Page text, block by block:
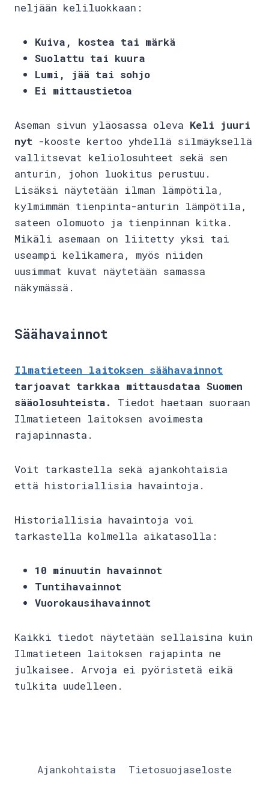
neljään keliluokkaan:
Kuiva, kostea tai märkä
Suolattu tai kuura
Lumi, jää tai sohjo
Ei mittaustietoa
Aseman sivun yläosassa oleva Keli juuri
nyt -kooste kertoo yhdellä silmäyksellä
vallitsevat keliolosuhteet sekä sen
anturin, johon luokitus perustuu.
Lisäksi näytetään ilman lämpötila,
kylmimmän tienpinta-anturin lämpötila,
sateen olomuoto ja tienpinnan kitka.
Mikäli asemaan on liitetty yksi tai
useampi kelikamera, myös niiden
uusimmat kuvat näytetään samassa
näkymässä.
Säähavainnot
Ilmatieteen laitoksen säähavainnot
tarjoavat tarkkaa mittausdataa Suomen
sääolosuhteista.
Tiedot haetaan suoraan
Ilmatieteen laitoksen avoimesta
rajapinnasta.
Voit tarkastella sekä ajankohtaisia
että historiallisia havaintoja.
Historiallisia havaintoja voi
tarkastella kolmella aikatasolla:
10 minuutin havainnot
Tuntihavainnot
Vuorokausihavainnot
Kaikki tiedot näytetään sellaisina kuin
Ilmatieteen laitoksen rajapinta ne
julkaisee. Arvoja ei pyöristetä eikä
tulkita uudelleen.
Ajankohtaista Tietosuojaseloste